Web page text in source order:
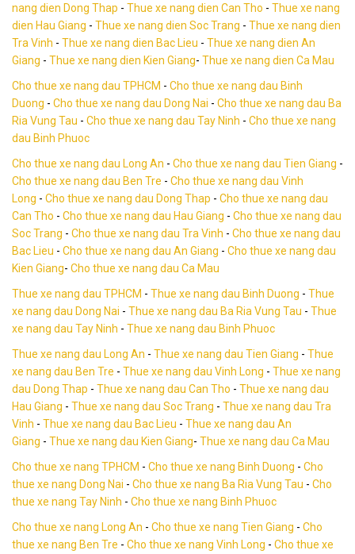
nang dien Dong Thap - Thue xe nang dien Can Tho - Thue xe nang
dien Hau Giang - Thue xe nang dien Soc Trang - Thue xe nang dien
Tra Vinh - Thue xe nang dien Bac Lieu - Thue xe nang dien An
Giang - Thue xe nang dien Kien Giang- Thue xe nang dien Ca Mau
Cho thue xe nang dau TPHCM - Cho thue xe nang dau Binh
Duong - Cho thue xe nang dau Dong Nai - Cho thue xe nang dau Ba
Ria Vung Tau - Cho thue xe nang dau Tay Ninh - Cho thue xe nang
dau Binh Phuoc
Cho thue xe nang dau Long An - Cho thue xe nang dau Tien Giang -
Cho thue xe nang dau Ben Tre - Cho thue xe nang dau Vinh
Long - Cho thue xe nang dau Dong Thap - Cho thue xe nang dau
Can Tho - Cho thue xe nang dau Hau Giang - Cho thue xe nang dau
Soc Trang - Cho thue xe nang dau Tra Vinh - Cho thue xe nang dau
Bac Lieu - Cho thue xe nang dau An Giang - Cho thue xe nang dau
Kien Giang- Cho thue xe nang dau Ca Mau
Thue xe nang dau TPHCM - Thue xe nang dau Binh Duong - Thue
xe nang dau Dong Nai - Thue xe nang dau Ba Ria Vung Tau - Thue
xe nang dau Tay Ninh - Thue xe nang dau Binh Phuoc
Thue xe nang dau Long An - Thue xe nang dau Tien Giang - Thue
xe nang dau Ben Tre - Thue xe nang dau Vinh Long - Thue xe nang
dau Dong Thap - Thue xe nang dau Can Tho - Thue xe nang dau
Hau Giang - Thue xe nang dau Soc Trang - Thue xe nang dau Tra
Vinh - Thue xe nang dau Bac Lieu - Thue xe nang dau An
Giang - Thue xe nang dau Kien Giang- Thue xe nang dau Ca Mau
Cho thue xe nang TPHCM - Cho thue xe nang Binh Duong - Cho
thue xe nang Dong Nai - Cho thue xe nang Ba Ria Vung Tau - Cho
thue xe nang Tay Ninh - Cho thue xe nang Binh Phuoc
Cho thue xe nang Long An - Cho thue xe nang Tien Giang - Cho
thue xe nang Ben Tre - Cho thue xe nang Vinh Long - Cho thue xe